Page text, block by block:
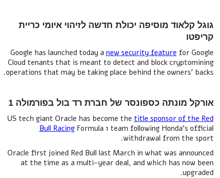
גוגל קלאוד מוסיפה יכולת חדשה לזיהוי איומי כריית
קריפטו
Google has launched today a new security feature for Google
Cloud tenants that is meant to detect and block cryptomining
operations that may be taking place behind the owners’ backs.
אורקל מונתה כספונסר של חברת רד בול בפורמולה 1
US tech giant Oracle has become the title sponsor of the Red
Bull RacingFormula 1 team following Honda's official
withdrawal from the sport.
Oracle first joined Red Bull last March in what was announced
at the time as a multi-year deal, and which has now been
upgraded.